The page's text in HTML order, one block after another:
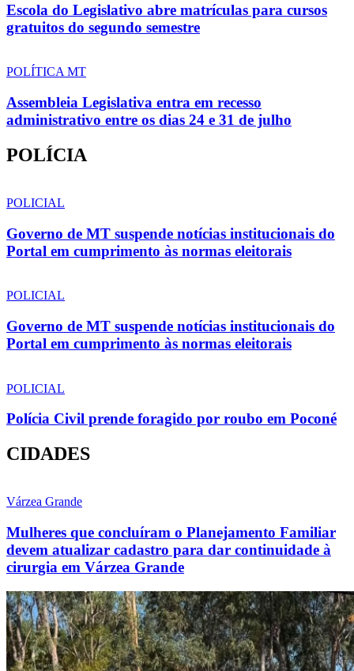
Escola do Legislativo abre matrículas para cursos
gratuitos do segundo semestre
POLÍTICA MT
Assembleia Legislativa entra em recesso
administrativo entre os dias 24 e 31 de julho
POLÍCIA
POLICIAL
Governo de MT suspende notícias institucionais do
Portal em cumprimento às normas eleitorais
POLICIAL
Governo de MT suspende notícias institucionais do
Portal em cumprimento às normas eleitorais
POLICIAL
Polícia Civil prende foragido por roubo em Poconé
CIDADES
Várzea Grande
Mulheres que concluíram o Planejamento Familiar
devem atualizar cadastro para dar continuidade à
cirurgia em Várzea Grande